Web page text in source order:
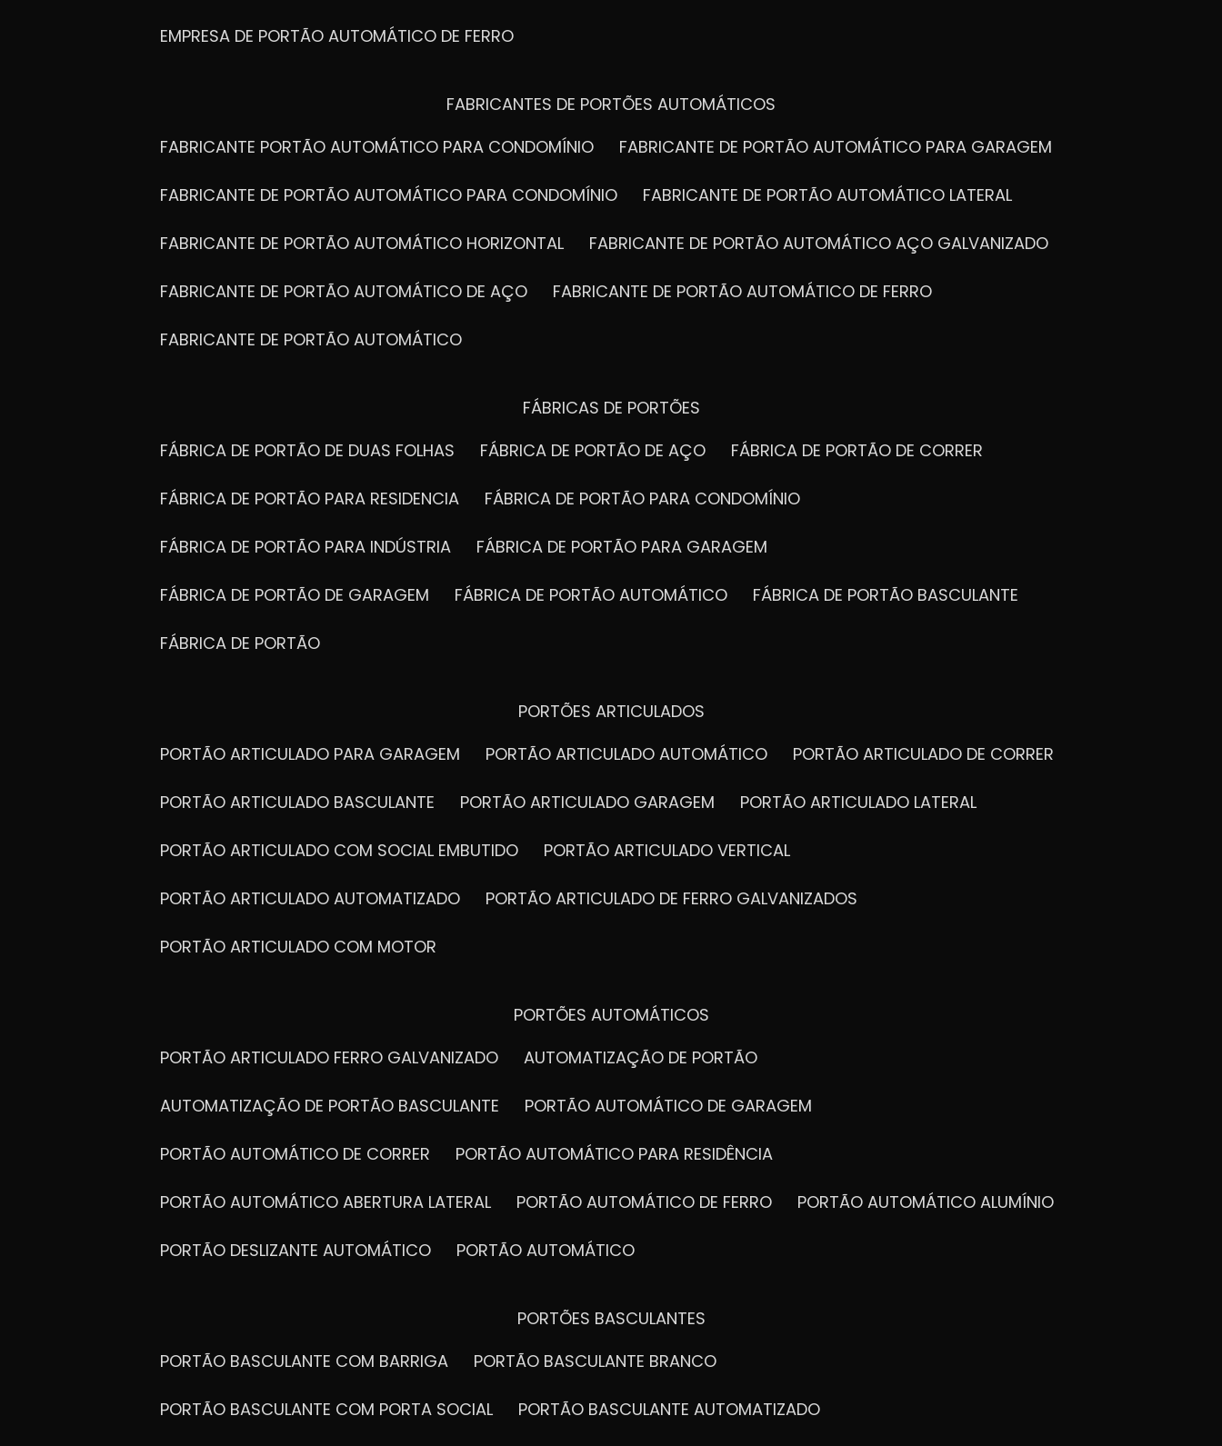
EMPRESA DE PORTÃO AUTOMÁTICO DE FERRO
FABRICANTES DE PORTÕES AUTOMÁTICOS
FABRICANTE PORTÃO AUTOMÁTICO PARA CONDOMÍNIO
FABRICANTE DE PORTÃO AUTOMÁTICO PARA GARAGEM
FABRICANTE DE PORTÃO AUTOMÁTICO PARA CONDOMÍNIO FABRICANTE DE PORTÃO AUTOMÁTICO LATERAL
FABRICANTE DE PORTÃO AUTOMÁTICO HORIZONTAL FABRICANTE DE PORTÃO AUTOMÁTICO AÇO GALVANIZADO
FABRICANTE DE PORTÃO AUTOMÁTICO DE AÇO FABRICANTE DE PORTÃO AUTOMÁTICO DE FERRO
FABRICANTE DE PORTÃO AUTOMÁTICO
FÁBRICAS DE PORTÕES
FÁBRICA DE PORTÃO DE DUAS FOLHAS
FÁBRICA DE PORTÃO DE AÇO FÁBRICA DE PORTÃO DE CORRER
FÁBRICA DE PORTÃO PARA RESIDENCIA FÁBRICA DE PORTÃO PARA CONDOMÍNIO
FÁBRICA DE PORTÃO PARA INDÚSTRIA FÁBRICA DE PORTÃO PARA GARAGEM
FÁBRICA DE PORTÃO DE GARAGEM FÁBRICA DE PORTÃO AUTOMÁTICO FÁBRICA DE PORTÃO BASCULANTE
FÁBRICA DE PORTÃO
PORTÕES ARTICULADOS
PORTÃO ARTICULADO PARA GARAGEM
PORTÃO ARTICULADO AUTOMÁTICO PORTÃO ARTICULADO DE CORRER
PORTÃO ARTICULADO BASCULANTE PORTÃO ARTICULADO GARAGEM PORTÃO ARTICULADO LATERAL
PORTÃO ARTICULADO COM SOCIAL EMBUTIDO PORTÃO ARTICULADO VERTICAL
PORTÃO ARTICULADO AUTOMATIZADO PORTÃO ARTICULADO DE FERRO GALVANIZADOS
PORTÃO ARTICULADO COM MOTOR
PORTÕES AUTOMÁTICOS
PORTÃO ARTICULADO FERRO GALVANIZADO
AUTOMATIZAÇÃO DE PORTÃO
AUTOMATIZAÇÃO DE PORTÃO BASCULANTE PORTÃO AUTOMÁTICO DE GARAGEM
PORTÃO AUTOMÁTICO DE CORRER PORTÃO AUTOMÁTICO PARA RESIDÊNCIA
PORTÃO AUTOMÁTICO ABERTURA LATERAL PORTÃO AUTOMÁTICO DE FERRO PORTÃO AUTOMÁTICO ALUMÍNIO
PORTÃO DESLIZANTE AUTOMÁTICO PORTÃO AUTOMÁTICO
PORTÕES BASCULANTES
PORTÃO BASCULANTE COM BARRIGA
PORTÃO BASCULANTE BRANCO
PORTÃO BASCULANTE COM PORTA SOCIAL PORTÃO BASCULANTE AUTOMATIZADO